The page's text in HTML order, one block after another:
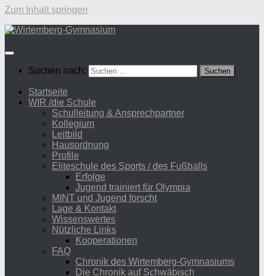
Zum Inhalt springen
Suchen nach:
Startseite
WIR /die Schule
Schulleitung & Ansprechpartner
Kollegium
Leitbild
Hausordnung
Profile
Eliteschule des Sports / des Fußballs
Erfolge
Jugend trainiert für Olympia
MINT und Jugend forscht
Lage & Kontakt
Wissenswertes
Nützliche Links
Kooperationen
FAQ
Chronik des Wirtemberg-Gymnasiums
Die Chronik auf Schwäbisch